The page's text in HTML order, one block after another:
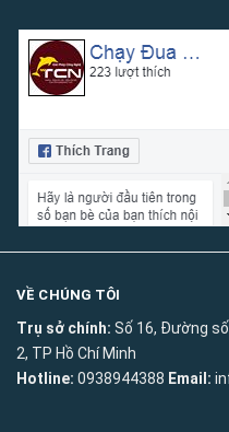
VỀ CHÚNG TÔI
Trụ sở chính: Số 16, Đường
2, TP Hồ Chí Minh
Hotline: 0938944388 Email: